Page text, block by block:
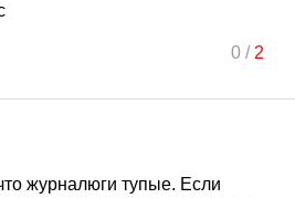
0/ 2
журналюги тупые. Если